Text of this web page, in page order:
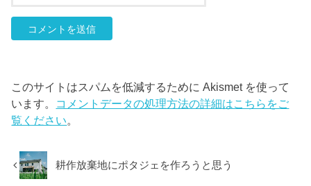
このサイトはスパムを低減するために Akismet を使って
います。 コメントデータの処理方法の詳細はこちらをご
覧ください。
耕作放棄地にポタジェを作ろうと思う